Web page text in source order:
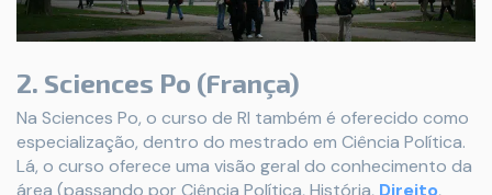
2. Sciences Po (França)
Na Sciences Po, o curso de RI também é oferecido como
especialização, dentro do mestrado em Ciência Política.
Lá, o curso oferece uma visão geral do conhecimento da
área (passando por Ciência Política, História, Direito,